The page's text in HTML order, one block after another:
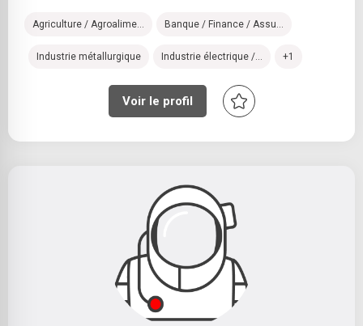
Agriculture / Agroalime... Banque / Finance / Assu...
Industrie métallurgique Industrie électrique /... +1
Voir le profil